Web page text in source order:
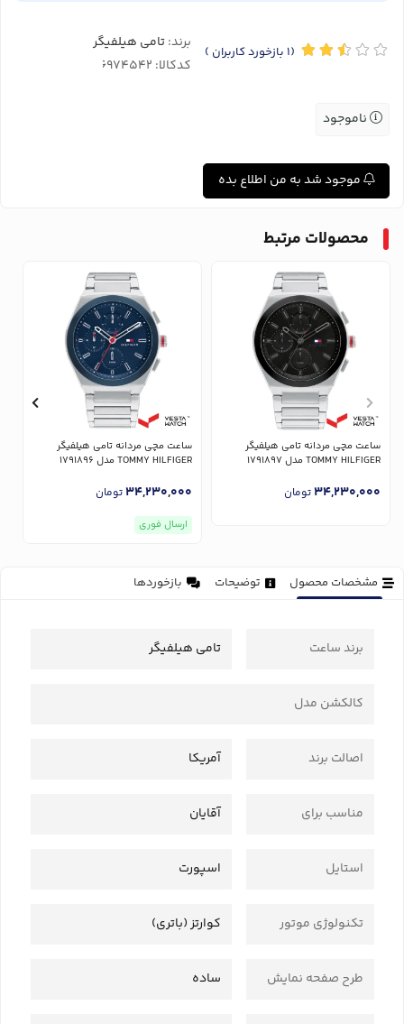
(1 بازخورد کاربران ) برند:تامی هیلفیگر
کدکالا:
ناموجود
موجود شد به من اطلاع بده
محصولات مرتبط
ساعت مچی مردانه تامی هیلفیگر
TOMMY HILFIGER مدل 1791897
34,230,000تومان
ساعت مچی مردانه تامی هیلفیگر
TOMMY HILFIGER مدل 1791896
34,230,000تومان
ارسال فوری
مشخصات محصول توضیحات بازخوردها
برند ساعت تامی هیلفیگر
کالکشن مدل
اصالت برند آمریکا
مناسب برای آقایان
استایل اسپورت
تکنولوژی موتور کوارتز (باتری)
طرح صفحه نمایش ساده